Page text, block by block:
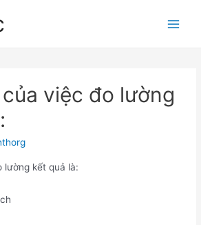
việc đo lường
lường kết quả là: